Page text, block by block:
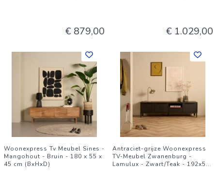
€ 879,00 € 1.029,00
Woonexpress Tv Meubel Sines -
Mangohout - Bruin - 180 x 55 x
45 cm (BxHxD)
Antraciet-grijze Woonexpress
TV-Meubel Zwanenburg -
Lamulux - Zwart/Teak - 192x5...